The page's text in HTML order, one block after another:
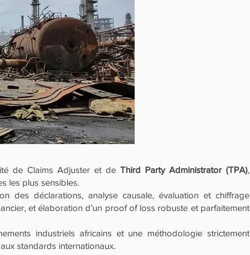
de Claims Adjuster et deThird Party Administrator (TPA),
les plus sensibles.
des déclarations, analyse causale, évaluation et chiffrage
et élaboration d’un proof of loss robuste et parfaitement
industriels africains et une méthodologie strictement
standards internationaux.